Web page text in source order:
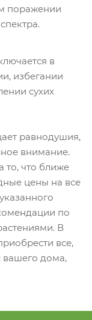
поражении
в
избегании
сухих
равнодушия,
внимание.
то, что ближе
цены на все
по
В
все,
вашего дома,